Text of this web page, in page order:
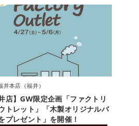
井本店（福井）
店】GW限定企画「ファクトリ
トレット」「木製オリジナルバ
プレゼント」を開催！